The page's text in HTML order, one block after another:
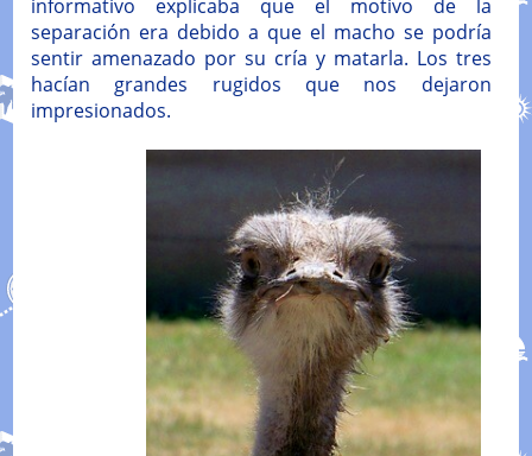
informativo explicaba que el motivo de la
separación era debido a que el macho se podría
sentir amenazado por su cría y matarla. Los tres
hacían grandes rugidos que nos dejaron
impresionados.